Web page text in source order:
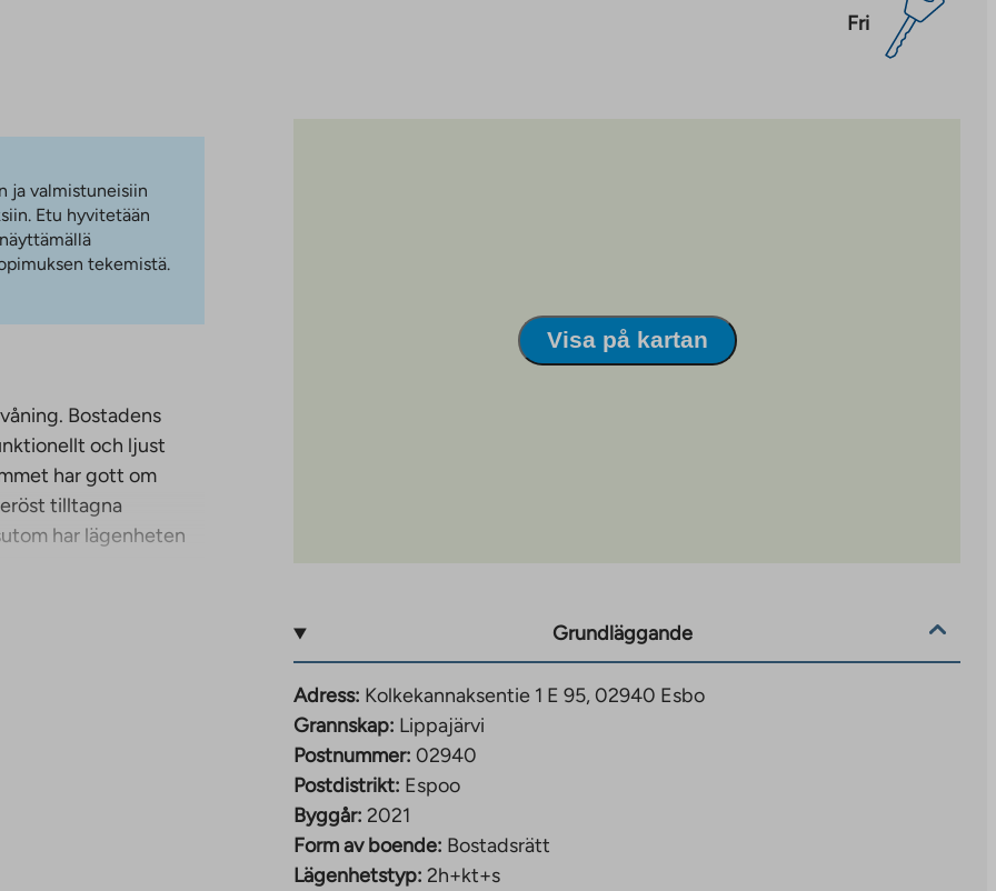
Fri
ja valmistuneisiin
Etu hyvitetään
tekemistä.
Bostadens
och ljust
har gott om
tilltagna
har lägenheten
lägenheterna är 42
våningen i den
har egen bastu.
Visa på kartan
Grundläggande
Adress: Kolkekannaksentie 1 E 95, 02940 Esbo
Grannskap: Lippajärvi
Postnummer: 02940
Postdistrikt: Espoo
Byggår: 2021
Form av boende: Bostadsrätt
Lägenhetstyp: 2h+kt+s